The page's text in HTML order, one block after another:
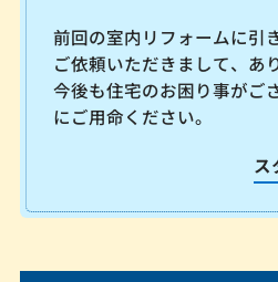
前回の室内リフォームに引
ご依頼いただきまして、あ
今後も住宅のお困り事がご
にご用命ください。
ス